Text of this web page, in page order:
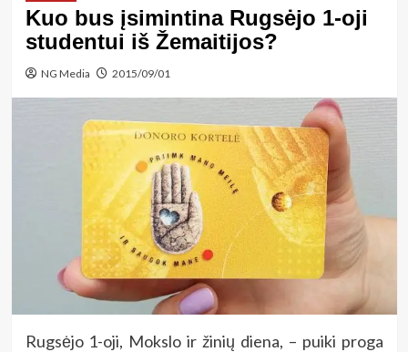
Kuo bus įsimintina Rugsėjo 1-oji
studentui iš Žemaitijos?
NG Media 2015/09/01
Rugsėjo 1-oji, Mokslo ir žinių diena, – puiki proga